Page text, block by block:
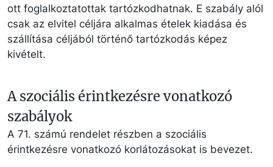
ott foglalkoztatottak tartózkodhatnak. E szabály alól
csak az elvitel céljára alkalmas ételek kiadása és
szállítása céljából történő tartózkodás képez
kivételt.
A szociális érintkezésre vonatkozó
szabályok
A 71. számú rendelet részben a szociális
érintkezésre vonatkozó korlátozásokat is bevezet.